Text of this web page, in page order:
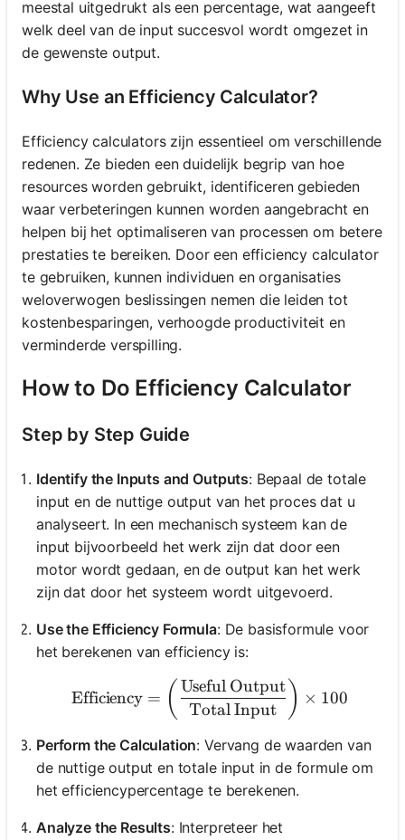
meestal uitgedrukt als een percentage, wat aangeeft
welk deel van de input succesvol wordt omgezet in
de gewenste output.
Why Use an Efficiency Calculator?
Efficiency calculators zijn essentieel om verschillende
redenen. Ze bieden een duidelijk begrip van hoe
resources worden gebruikt, identificeren gebieden
waar verbeteringen kunnen worden aangebracht en
helpen bij het optimaliseren van processen om betere
prestaties te bereiken. Door een efficiency calculator
te gebruiken, kunnen individuen en organisaties
weloverwogen beslissingen nemen die leiden tot
kostenbesparingen, verhoogde productiviteit en
verminderde verspilling.
How to Do Efficiency Calculator
Step by Step Guide
Identify the Inputs and Outputs: Bepaal de totale
input en de nuttige output van het proces dat u
analyseert. In een mechanisch systeem kan de
input bijvoorbeeld het werk zijn dat door een
motor wordt gedaan, en de output kan het werk
zijn dat door het systeem wordt uitgevoerd.
Use the Efficiency Formula: De basisformule voor
het berekenen van efficiency is:
\text{Efficiency} = \left(
Efficiency = ( Total Input
Useful Output ) × 100
Perform the Calculation: Vervang de waarden van
de nuttige output en totale input in de formule om
het efficiencypercentage te berekenen.
Analyze the Results: Interpreteer het